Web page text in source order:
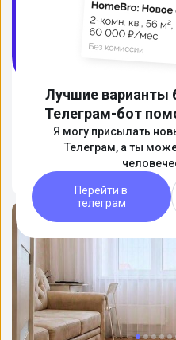
Вооруженные
найдут вам
Лучшие варианты
Телеграм-бот
Я могу присылать
Телеграм, а ты
Перейти в
телеграм